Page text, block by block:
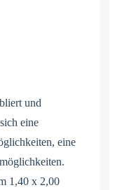
und
eine
eine
1,40 x 2,00